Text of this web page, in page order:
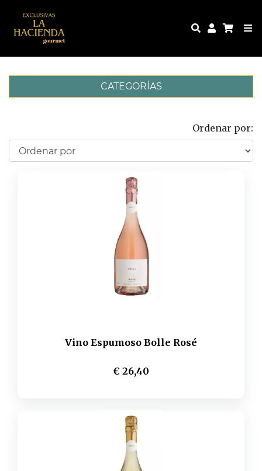
CATEGORÍAS
Ordenar por:
Vino Espumoso Bolle Rosé
€ 26,40